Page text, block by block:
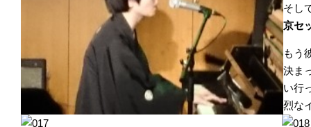
そし
京セ
もう
決ま
い行
烈な